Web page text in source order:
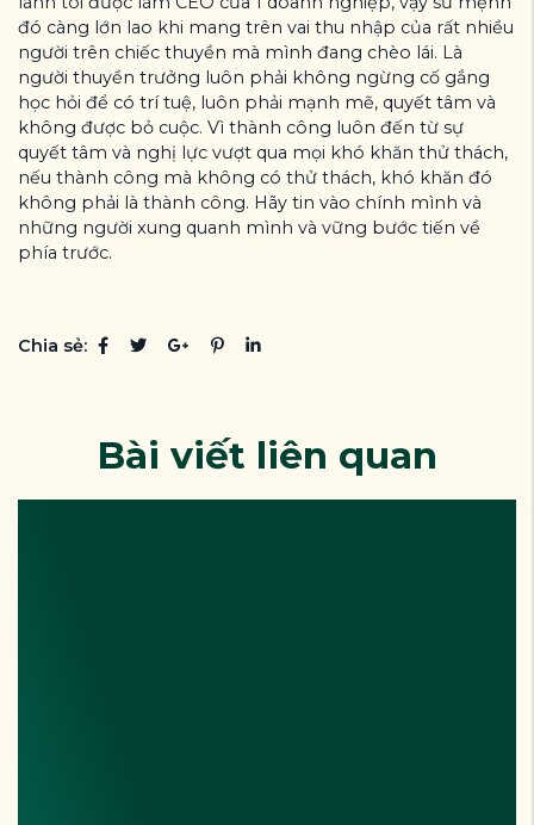
đó càng lớn lao khi mang trên vai thu nhập của rất nhiều
người trên chiếc thuyền mà mình đang chèo lái. Là
người thuyền trưởng luôn phải không ngừng cố gắng
học hỏi để có trí tuệ, luôn phải mạnh mẽ, quyết tâm và
không được bỏ cuộc. Vì thành công luôn đến từ sự
quyết tâm và nghị lực vượt qua mọi khó khăn thử thách,
nếu thành công mà không có thử thách, khó khăn đó
không phải là thành công. Hãy tin vào chính mình và
những người xung quanh mình và vững bước tiến về
phía trước.
Chia sẻ:
Bài viết liên quan